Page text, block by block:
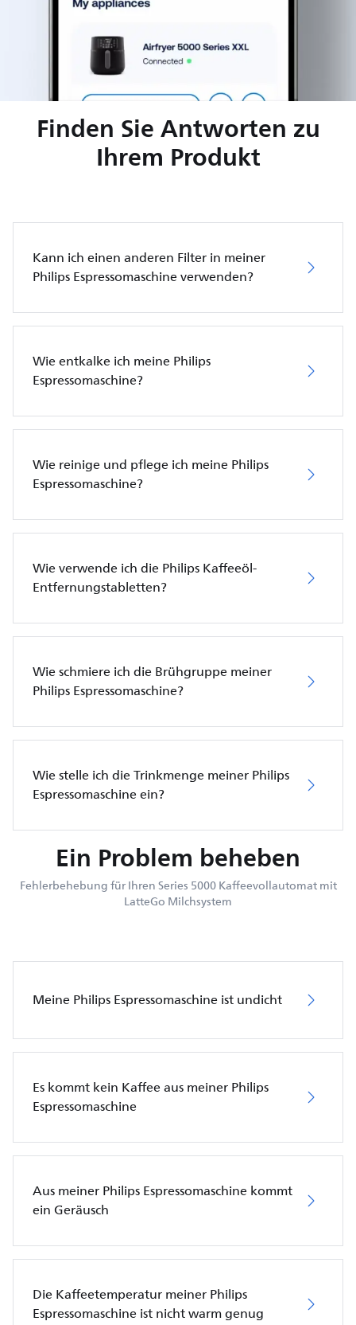
Finden Sie Antworten zu
Ihrem Produkt
Kann ich einen anderen Filter in meiner
Philips Espressomaschine verwenden?
Wie entkalke ich meine Philips
Espressomaschine?
Wie reinige und pflege ich meine Philips
Espressomaschine?
Wie verwende ich die Philips Kaffeeöl-
Entfernungstabletten?
Wie schmiere ich die Brühgruppe meiner
Philips Espressomaschine?
Wie stelle ich die Trinkmenge meiner Philips
Espressomaschine ein?
Ein Problem beheben
Fehlerbehebung für Ihren Series 5000 Kaffeevollautomat mit
LatteGo Milchsystem
Meine Philips Espressomaschine ist undicht
Es kommt kein Kaffee aus meiner Philips
Espressomaschine
Aus meiner Philips Espressomaschine kommt
ein Geräusch
Die Kaffeetemperatur meiner Philips
Espressomaschine ist nicht warm genug